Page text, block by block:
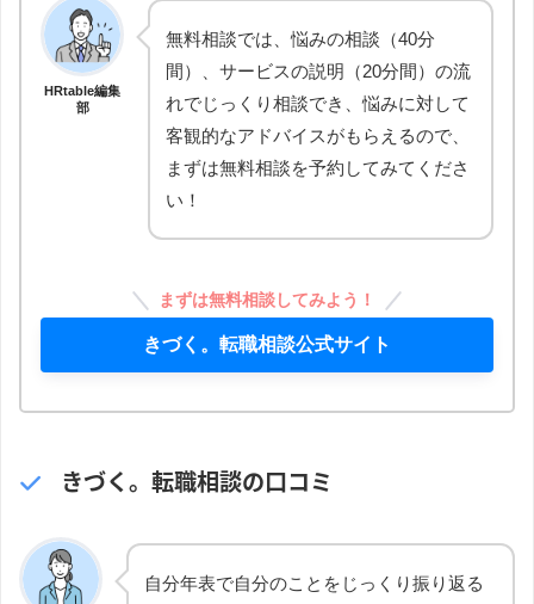
HRtable編集
部
無料相談では、悩みの相談（40分
間）、サービスの説明（20分間）の流
れでじっくり相談でき、悩みに対して
客観的なアドバイスがもらえるので、
まずは無料相談を予約してみてくださ
い！
まずは無料相談してみよう！
きづく。転職相談公式サイト
きづく。転職相談の口コミ
自分年表で自分のことをじっくり振り返る